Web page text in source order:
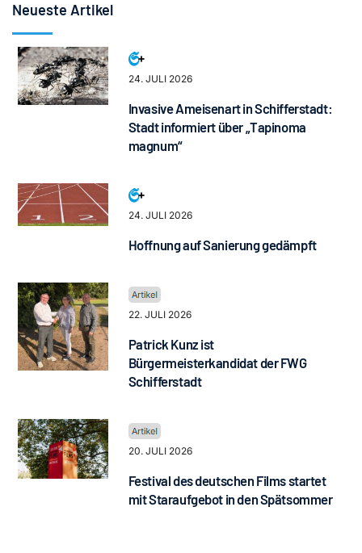
Neueste Artikel
24. JULI 2026
Invasive Ameisenart in Schifferstadt:
Stadt informiert über „Tapinoma
magnum“
24. JULI 2026
Hoffnung auf Sanierung gedämpft
22. JULI 2026
Patrick Kunz ist
Bürgermeisterkandidat der FWG
Schifferstadt
20. JULI 2026
Festival des deutschen Films startet
mit Staraufgebot in den Spätsommer